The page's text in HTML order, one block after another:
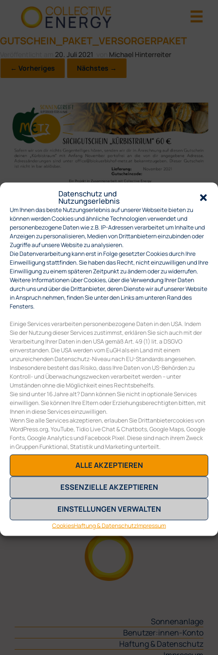
Datenschutz und
Nutzungserlebnis
Um Ihnen das beste Nutzungserlebnis auf unserer Webseite bieten zu
können werden Cookies und ähnliche Technologien verwendet und
personenbezogene Daten wie z.B. IP-Adressen verarbeitet um Inhalte und
Anzeigen zu personalisieren, Medien von Drittanbietern einzubinden oder
Zugriffe auf unsere Website zu analysieren.
Die Datenverarbeitung kann erst in Folge gesetzter Cookies durch Ihre
Einweilligung stattfinden. Sie haben das Recht, nicht einzuwilligen und Ihre
Einwilligung zu einem späteren Zeitpunkt zu ändern oder zu widerrufen.
Weitere Informationen über Cookies, über die Verwendung Ihrer Daten
durch uns und über die Drittanbieter, deren Dienste wir auf unserer Website
in Anspruch nehmen, finden Sie unter den Links am unteren Rand des
Fensters.
Einige Services verarbeiten personenbezogene Daten in den USA. Indem
Sie der Nutzung dieser Services zustimmst, erklären Sie sich auch mit der
Verarbeitung Ihrer Daten in den USA gemäß Art. 49 (1) lit. a DSGVO
einverstanden. Die USA werden vom EuGH als ein Land mit einem
unzureichenden Datenschutz-Niveau nach EU-Standards angesehen.
Insbesondere besteht das Risiko, dass Ihre Daten von US-Behörden zu
Kontroll- und Überwachungszwecken verarbeitet werden – unter
Umständen ohne die Möglichkeit eines Rechtsbehelfs.
Sie sind unter 16 Jahre alt? Dann können Sie nicht in optionale Services
einwilligen. Sie können Ihre Eltern oder Erziehungsberechtigten bitten, mit
Ihnen in diese Services einzuwilligen.
Wenn Sie alle Services akzeptieren, erlauben Sie Drittanbietercookies von
WordPress.org, YouTube, Tidio Live Chat & Chatbots, Google Maps, Google
Fonts, Google Analytics und Facebook Pixel. Diese sind nach ihrem Zweck
in Gruppen Funktional, Statistik und Marketing unterteilt.
ALLE AKZEPTIEREN
ESSENZIELLE AKZEPTIEREN
EINSTELLUNGEN VERWALTEN
CookiesHaftung & DatenschutzImpressum
GUTSCHEIN_PAKET_VERSORGERPAKET
20. Juli 2021
Michael Hinterreiter
← Vorheriges
Nächstes →
COLLECTIVE ENERGY GMBH
A-1070 Wien
Eoffice@collective-energy.at
+43 (0) 1 311 28 01
Sonnenanlage
Benutzer:innen-Konto
Haftung & Datenschutz